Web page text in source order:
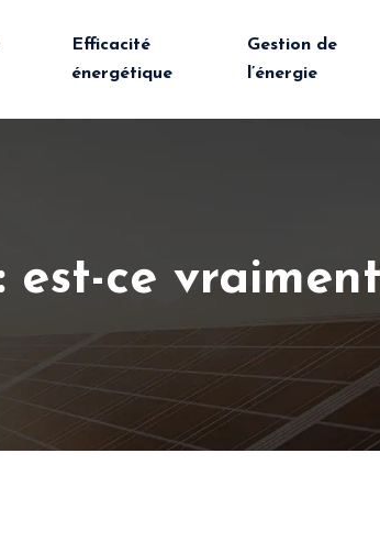
Efficacité
énergétique
Gestion de
l’énergie
est-ce